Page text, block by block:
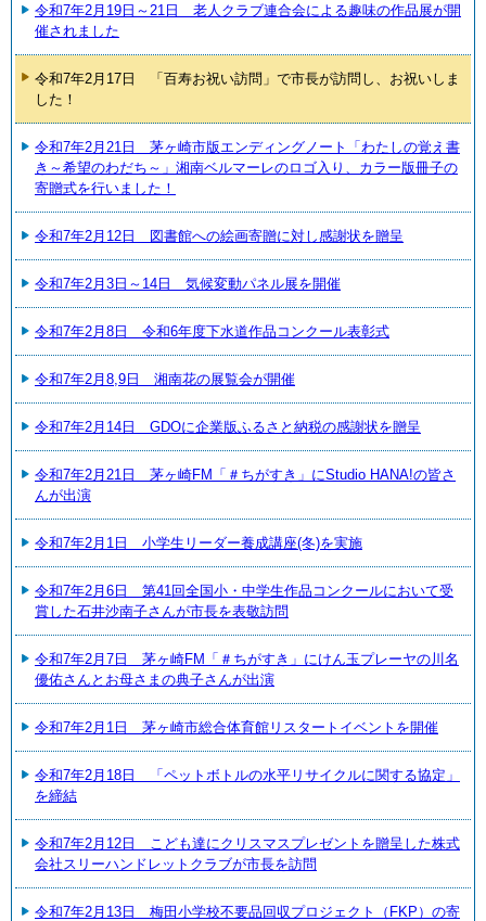
令和7年2月19日～21日 老人クラブ連合会による趣味の作品展が開
催されました
令和7年2月17日 「百寿お祝い訪問」で市長が訪問し、お祝いしま
した！
令和7年2月21日 茅ヶ崎市版エンディングノート「わたしの覚え書
き～希望のわだち～」湘南ベルマーレのロゴ入り、カラー版冊子の
寄贈式を行いました！
令和7年2月12日 図書館への絵画寄贈に対し感謝状を贈呈
令和7年2月3日～14日 気候変動パネル展を開催
令和7年2月8日 令和6年度下水道作品コンクール表彰式
令和7年2月8,9日 湘南花の展覧会が開催
令和7年2月14日 GDOに企業版ふるさと納税の感謝状を贈呈
令和7年2月21日 茅ヶ崎FM「＃ちがすき」にStudio HANA!の皆さ
んが出演
令和7年2月1日 小学生リーダー養成講座(冬)を実施
令和7年2月6日 第41回全国小・中学生作品コンクールにおいて受
賞した石井沙南子さんが市長を表敬訪問
令和7年2月7日 茅ヶ崎FM「＃ちがすき」にけん玉プレーヤの川名
優佑さんとお母さまの典子さんが出演
令和7年2月1日 茅ヶ崎市総合体育館リスタートイベントを開催
令和7年2月18日 「ペットボトルの水平リサイクルに関する協定」
を締結
令和7年2月12日 こども達にクリスマスプレゼントを贈呈した株式
会社スリーハンドレットクラブが市長を訪問
令和7年2月13日 梅田小学校不要品回収プロジェクト（FKP）の寄